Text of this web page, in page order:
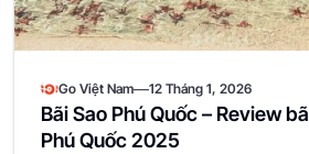
Go Việt Nam—12 Tháng 1, 2026
Bãi Sao Phú Quốc – Review
Phú Quốc 2025